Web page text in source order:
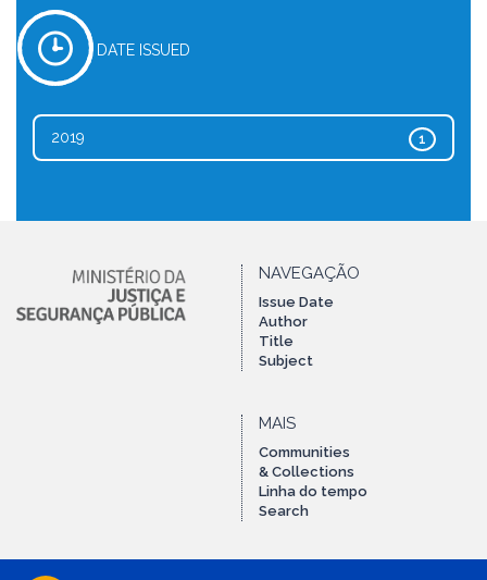
DATE ISSUED
1
2019
NAVEGAÇÃO
Issue Date
Author
Title
Subject
MAIS
Communities
& Collections
Linha do tempo
Search